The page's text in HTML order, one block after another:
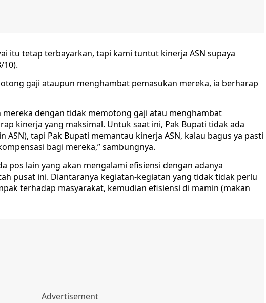
itu tetap terbayarkan, tapi kami tuntut kinerja ASN supaya
10).
gaji ataupun menghambat pemasukan mereka, ia berharap
mereka dengan tidak memotong gaji atau menghambat
kinerja yang maksimal. Untuk saat ini, Pak Bupati tidak ada
tapi Pak Bupati memantau kinerja ASN, kalau bagus ya pasti
bagi mereka,” sambungnya.
pos lain yang akan mengalami efisiensi dengan adanya
pusat ini. Diantaranya kegiatan-kegiatan yang tidak tidak perlu
terhadap masyarakat, kemudian efisiensi di mamin (makan